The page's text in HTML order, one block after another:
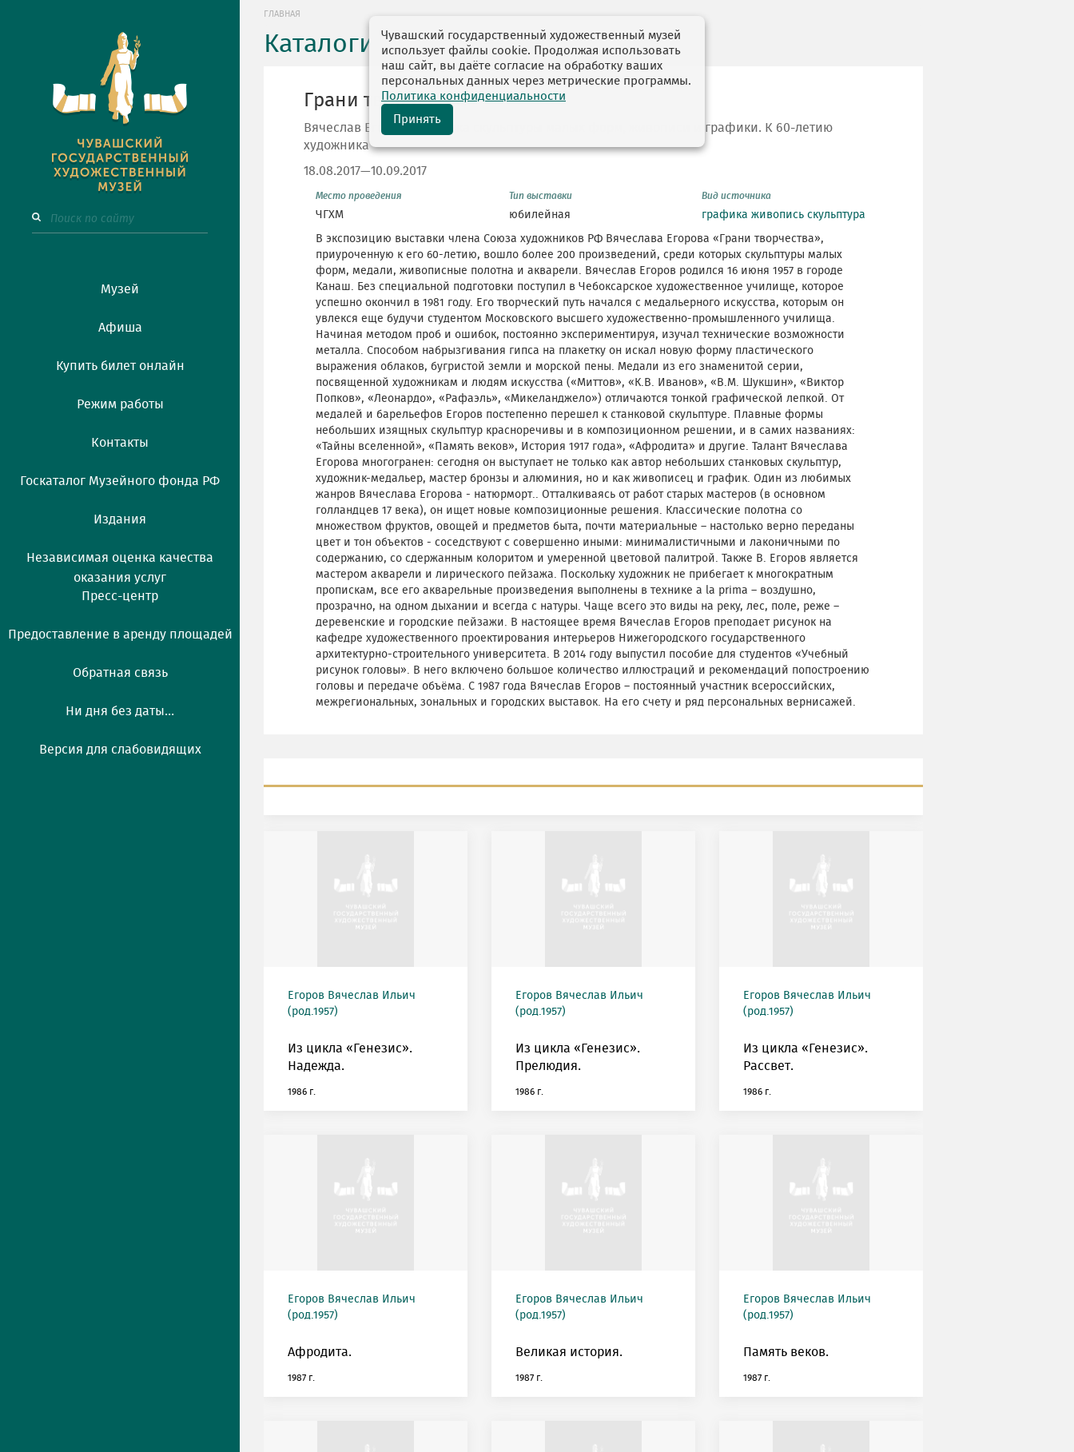
Музей
Афиша
Купить билет онлайн
Режим работы
Контакты
Госкаталог Музейного фонда РФ
Издания
Независимая оценка качества
оказания услуг
Пресс-центр
Предоставление в аренду площадей
Обратная связь
Ни дня без даты...
Версия для слабовидящих
ГЛАВНАЯ
Каталоги выставок
Грани творчества
Вячеслав Егоров. Выставка скульптуры малых форм, живописи и графики. К 60-летию
художника
18.08.2017—10.09.2017
Место проведения
ЧГХМ
Тип выставки
юбилейная
Вид источника
графика живопись скульптура
В экспозицию выставки члена Союза художников РФ Вячеслава Егорова «Грани творчества»,
приуроченную к его 60-летию, вошло более 200 произведений, среди которых скульптуры малых
форм, медали, живописные полотна и акварели. Вячеслав Егоров родился 16 июня 1957 в городе
Канаш. Без специальной подготовки поступил в Чебоксарское художественное училище, которое
успешно окончил в 1981 году. Его творческий путь начался с медальерного искусства, которым он
увлекся еще будучи студентом Московского высшего художественно-промышленного училища.
Начиная методом проб и ошибок, постоянно экспериментируя, изучал технические возможности
металла. Способом набрызгивания гипса на плакетку он искал новую форму пластического
выражения облаков, бугристой земли и морской пены. Медали из его знаменитой серии,
посвященной художникам и людям искусства («Миттов», «К.В. Иванов», «В.М. Шукшин», «Виктор
Попков», «Леонардо», «Рафаэль», «Микеланджело») отличаются тонкой графической лепкой. От
медалей и барельефов Егоров постепенно перешел к станковой скульптуре. Плавные формы
небольших изящных скульптур красноречивы и в композиционном решении, и в самих названиях:
«Тайны вселенной», «Память веков», История 1917 года», «Афродита» и другие. Талант Вячеслава
Егорова многогранен: сегодня он выступает не только как автор небольших станковых скульптур,
художник-медальер, мастер бронзы и алюминия, но и как живописец и график. Один из любимых
жанров Вячеслава Егорова - натюрморт.. Отталкиваясь от работ старых мастеров (в основном
голландцев 17 века), он ищет новые композиционные решения. Классические полотна со
множеством фруктов, овощей и предметов быта, почти материальные – настолько верно переданы
цвет и тон объектов - соседствуют с совершенно иными: минималистичными и лаконичными по
содержанию, со сдержанным колоритом и умеренной цветовой палитрой. Также В. Егоров является
мастером акварели и лирического пейзажа. Поскольку художник не прибегает к многократным
пропискам, все его акварельные произведения выполнены в технике a la prima – воздушно,
прозрачно, на одном дыхании и всегда с натуры. Чаще всего это виды на реку, лес, поле, реже –
деревенские и городские пейзажи. В настоящее время Вячеслав Егоров преподает рисунок на
кафедре художественного проектирования интерьеров Нижегородского государственного
архитектурно-строительного университета. В 2014 году выпустил пособие для студентов «Учебный
рисунок головы». В него включено большое количество иллюстраций и рекомендаций попостроению
головы и передаче объёма. С 1987 года Вячеслав Егоров – постоянный участник всероссийских,
межрегиональных, зональных и городских выставок. На его счету и ряд персональных вернисажей.
Егоров Вячеслав Ильич
(род.1957)
Из цикла «Генезис».
Надежда.
1986 г.
Егоров Вячеслав Ильич
(род.1957)
Из цикла «Генезис».
Прелюдия.
1986 г.
Егоров Вячеслав Ильич
(род.1957)
Из цикла «Генезис».
Рассвет.
1986 г.
Егоров Вячеслав Ильич
(род.1957)
Афродита.
1987 г.
Егоров Вячеслав Ильич
(род.1957)
Великая история.
1987 г.
Егоров Вячеслав Ильич
(род.1957)
Память веков.
1987 г.
Чувашский государственный художественный музей
использует файлы cookie. Продолжая использовать
наш сайт, вы даёте согласие на обработку ваших
персональных данных через метрические программы.
Политика конфиденциальности
Принять